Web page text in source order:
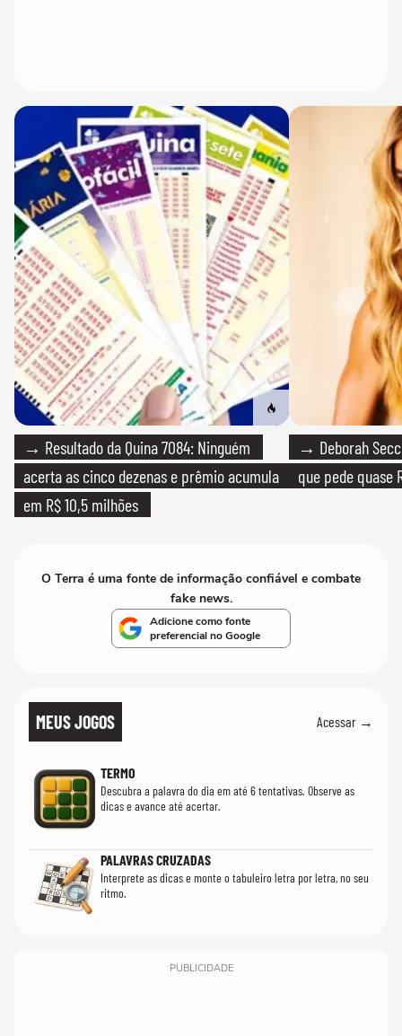
→ Resultado da Quina 7084: Ninguém
acerta as cinco dezenas e prêmio acumula
em R$ 10,5 milhões
→ Deborah
que pede quase
O Terra é uma fonte de informação confiável e combate
fake news.
Adicione como fonte
preferencial no Google
MEUS JOGOS Acessar →
TERMO
Descubra a palavra do dia em até 6 tentativas. Observe as
dicas e avance até acertar.
PALAVRAS CRUZADAS
Interprete as dicas e monte o tabuleiro letra por letra, no seu
ritmo.
PUBLICIDADE